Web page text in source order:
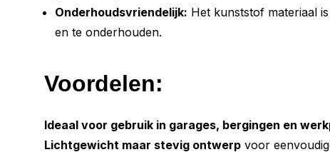
Onderhoudsvriendelijk: Het kunststof materiaal
en te onderhouden.
Voordelen:
Ideaal voor gebruik in garages, bergingen en
Lichtgewicht maar stevig ontwerp voor